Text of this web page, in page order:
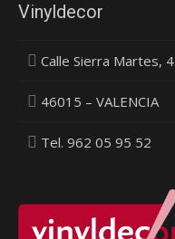
Vinyldecor
Calle Sierra Martes, 4
46015 – VALENCIA
Tel. 962 05 95 52